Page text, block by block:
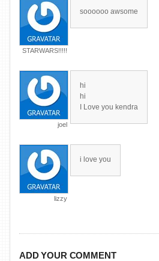
STARWARS!!!!!
soooooo awsome
joel
hi
hi
I Love you kendra
lizzy
i love you
ADD YOUR COMMENT